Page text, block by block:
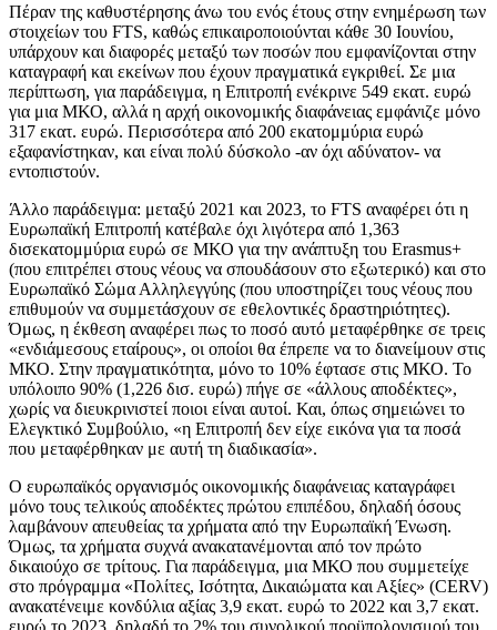
Πέραν της καθυστέρησης άνω του ενός έτους στην ενημέρωση των
στοιχείων του FTS, καθώς επικαιροποιούνται κάθε 30 Ιουνίου,
υπάρχουν και διαφορές μεταξύ των ποσών που εμφανίζονται στην
καταγραφή και εκείνων που έχουν πραγματικά εγκριθεί. Σε μια
περίπτωση, για παράδειγμα, η Επιτροπή ενέκρινε 549 εκατ. ευρώ
για μια ΜΚΟ, αλλά η αρχή οικονομικής διαφάνειας εμφάνιζε μόνο
317 εκατ. ευρώ. Περισσότερα από 200 εκατομμύρια ευρώ
εξαφανίστηκαν, και είναι πολύ δύσκολο -αν όχι αδύνατον- να
εντοπιστούν.
Άλλο παράδειγμα: μεταξύ 2021 και 2023, το FTS αναφέρει ότι η
Ευρωπαϊκή Επιτροπή κατέβαλε όχι λιγότερα από 1,363
δισεκατομμύρια ευρώ σε ΜΚΟ για την ανάπτυξη του Erasmus+
(που επιτρέπει στους νέους να σπουδάσουν στο εξωτερικό) και στο
Ευρωπαϊκό Σώμα Αλληλεγγύης (που υποστηρίζει τους νέους που
επιθυμούν να συμμετάσχουν σε εθελοντικές δραστηριότητες).
Όμως, η έκθεση αναφέρει πως το ποσό αυτό μεταφέρθηκε σε τρεις
«ενδιάμεσους εταίρους», οι οποίοι θα έπρεπε να το διανείμουν στις
ΜΚΟ. Στην πραγματικότητα, μόνο το 10% έφτασε στις ΜΚΟ. Το
υπόλοιπο 90% (1,226 δισ. ευρώ) πήγε σε «άλλους αποδέκτες»,
χωρίς να διευκρινιστεί ποιοι είναι αυτοί. Και, όπως σημειώνει το
Ελεγκτικό Συμβούλιο, «η Επιτροπή δεν είχε εικόνα για τα ποσά
που μεταφέρθηκαν με αυτή τη διαδικασία».
Ο ευρωπαϊκός οργανισμός οικονομικής διαφάνειας καταγράφει
μόνο τους τελικούς αποδέκτες πρώτου επιπέδου, δηλαδή όσους
λαμβάνουν απευθείας τα χρήματα από την Ευρωπαϊκή Ένωση.
Όμως, τα χρήματα συχνά ανακατανέμονται από τον πρώτο
δικαιούχο σε τρίτους. Για παράδειγμα, μια ΜΚΟ που συμμετείχε
στο πρόγραμμα «Πολίτες, Ισότητα, Δικαιώματα και Αξίες» (CERV)
ανακατένειμε κονδύλια αξίας 3,9 εκατ. ευρώ το 2022 και 3,7 εκατ.
ευρώ το 2023, δηλαδή το 2% του συνολικού προϋπολογισμού του